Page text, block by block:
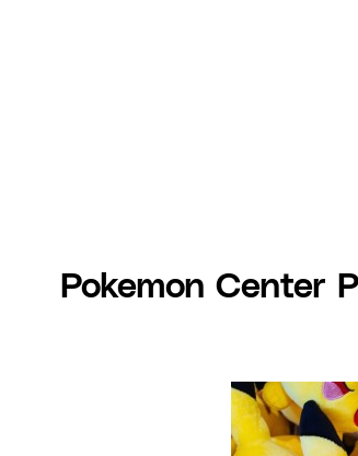
Pokemon Center